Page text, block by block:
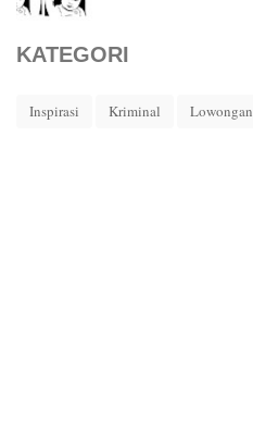
KATEGORI
Inspirasi Kriminal Lowongan